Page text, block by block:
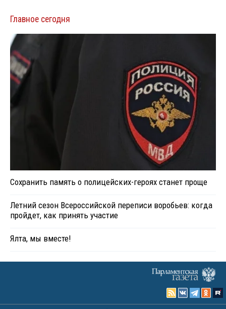
Главное сегодня
Сохранить память о полицейских-героях станет проще
Летний сезон Всероссийской переписи воробьев: когда
пройдет, как принять участие
Ялта, мы вместе!